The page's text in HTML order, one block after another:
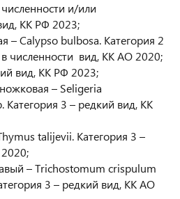
и/или
КК РФ 2023;
– Calypso bulbosa. Категория 2
численности вид, КК АО 2020;
вид, КК РФ 2023;
– Seligeria
Категория 3 – редкий вид, КК
talijevii. Категория 3 –
– Trichostomum crispulum
3 – редкий вид, КК АО